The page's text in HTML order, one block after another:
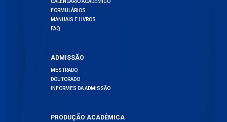
CALENDÁRIO ACADÊMICO
FORMULÁRIOS
MANUAIS E LIVROS
FAQ
ADMISSÃO
MESTRADO
DOUTORADO
INFORMES DA ADMISSÃO
PRODUÇÃO ACADÊMICA